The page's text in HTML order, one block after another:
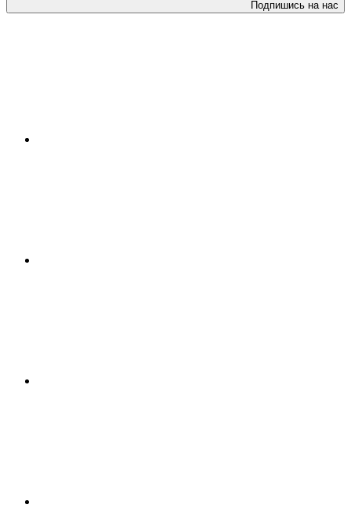
Подпишись на нас